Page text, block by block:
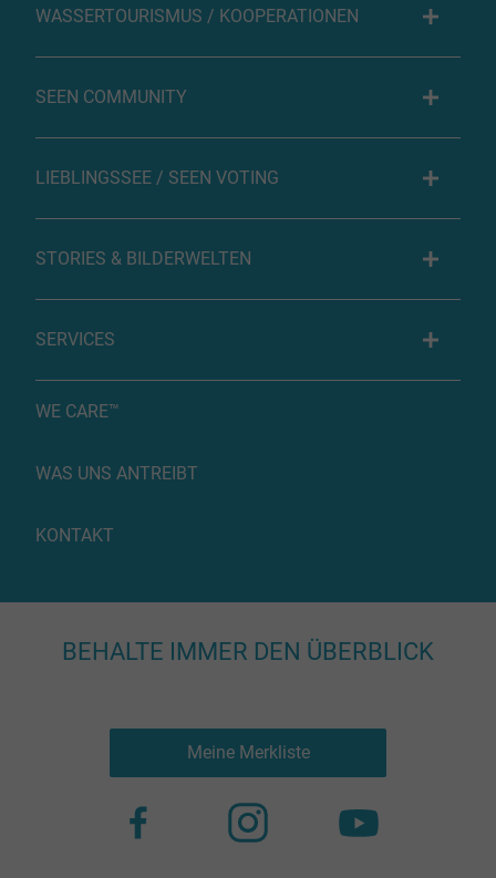
WASSERTOURISMUS / KOOPERATIONEN
SEEN COMMUNITY
LIEBLINGSSEE / SEEN VOTING
STORIES & BILDERWELTEN
SERVICES
WE CARE™
WAS UNS ANTREIBT
KONTAKT
BEHALTE IMMER DEN ÜBERBLICK
Meine Merkliste